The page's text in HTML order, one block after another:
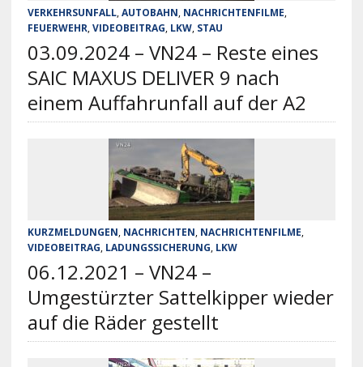
VERKEHRSUNFALL,AUTOBAHN, NACHRICHTENFILME,
FEUERWEHR,VIDEOBEITRAG, LKW, STAU
03.09.2024 – VN24 – Reste eines
SAIC MAXUS DELIVER 9 nach
einem Auffahrunfall auf der A2
KURZMELDUNGEN, NACHRICHTEN, NACHRICHTENFILME,
VIDEOBEITRAG, LADUNGSSICHERUNG, LKW
06.12.2021 – VN24 –
Umgestürzter Sattelkipper wieder
auf die Räder gestellt